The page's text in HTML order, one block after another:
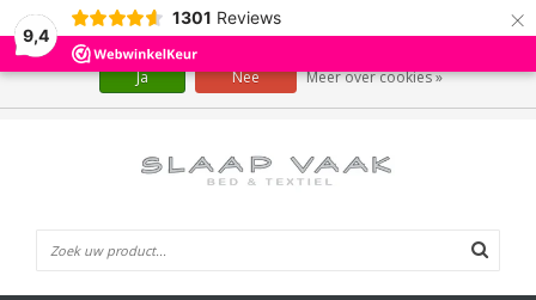
9,4
1301 Reviews ×
Wij slaan cookies op om onze website te verbeteren. Is dat akkoord?
Ja Nee Meer over cookies »